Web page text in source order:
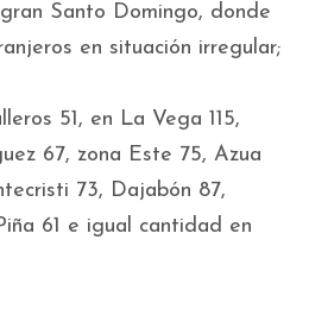
Santo Domingo, donde
en situación irregular;
51, en La Vega 115,
67, zona Este 75, Azua
73, Dajabón 87,
61 e igual cantidad en